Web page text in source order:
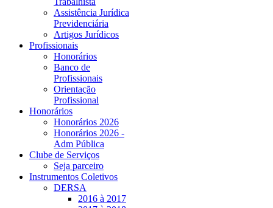
Assistência Jurídica
Previdenciária
Artigos Jurídicos
Profissionais
Honorários
Banco de
Profissionais
Orientação
Profissional
Honorários
Honorários 2026
Honorários 2026 -
Adm Pública
Clube de Serviços
Seja parceiro
Instrumentos Coletivos
DERSA
2016 à 2017